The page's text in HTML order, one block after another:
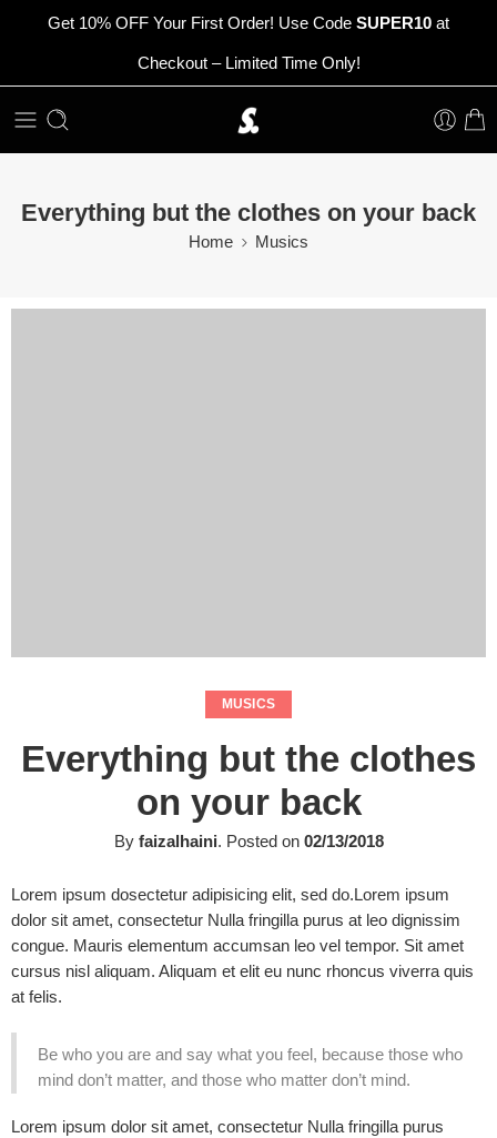
Get 10% OFF Your First Order! Use Code SUPER10 at
Checkout – Limited Time Only!
Everything but the clothes on your back
Home Musics
MUSICS
Everything but the clothes
on your back
By faizalhaini. Posted on 02/13/2018
Lorem ipsum dosectetur adipisicing elit, sed do.Lorem ipsum
dolor sit amet, consectetur Nulla fringilla purus at leo dignissim
congue. Mauris elementum accumsan leo vel tempor. Sit amet
cursus nisl aliquam. Aliquam et elit eu nunc rhoncus viverra quis
at felis.
Be who you are and say what you feel, because those who
mind don’t matter, and those who matter don’t mind.
Lorem ipsum dolor sit amet, consectetur Nulla fringilla purus